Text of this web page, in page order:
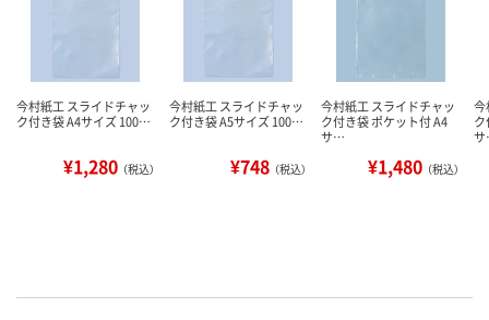
今村紙工 スライドチャッ
ク付き袋 A4サイズ 100…
¥1,280 （税込）
今村紙工 スライドチャッ
ク付き袋 A5サイズ 100…
¥748 （税込）
今村紙工 スライドチャッ
ク付き袋 ポケット付 A4
サ…
¥1,480 （税込）
今